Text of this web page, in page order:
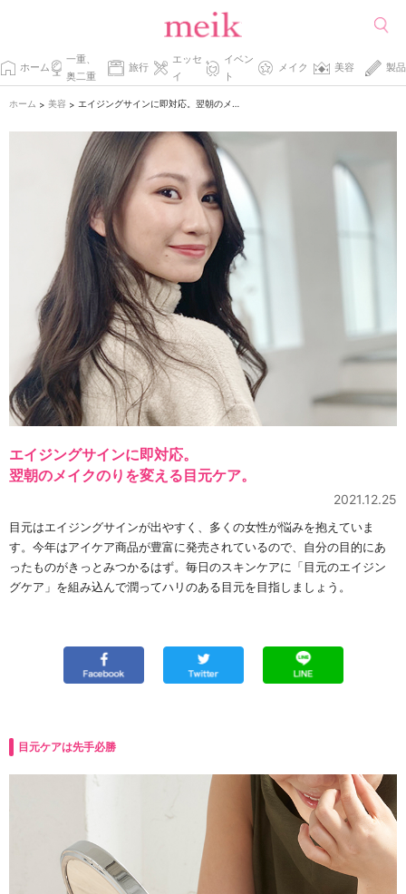
ホーム
一重、
奥二重
旅行
エッセ
イ
イベン
ト
メイク 美容 製品
ホーム > 美容 > エイジングサインに即対応。翌朝のメイクのりを変える目元ケア。
エイジングサインに即対応。
翌朝のメイクのりを変える目元ケア。
2021.12.25
目元はエイジングサインが出やすく、多くの女性が悩みを抱えていま
す。今年はアイケア商品が豊富に発売されているので、自分の目的にあ
ったものがきっとみつかるはず。毎日のスキンケアに「目元のエイジン
グケア」を組み込んで潤ってハリのある目元を目指しましょう。
目元ケアは先手必勝